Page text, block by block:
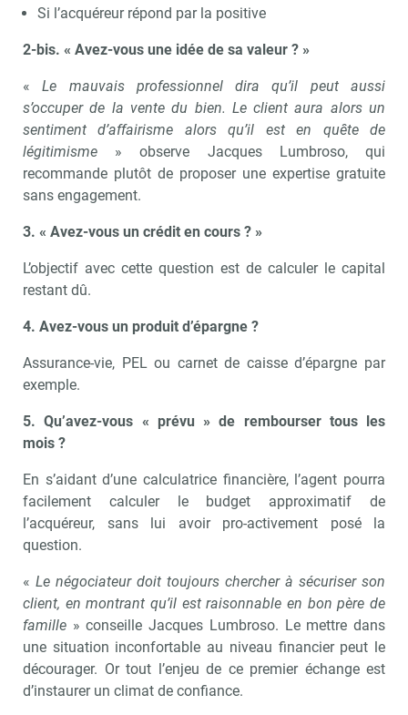
Si l’acquéreur répond par la positive
2-bis. « Avez-vous une idée de sa valeur ? »
«Le mauvais professionnel dira qu’il peut aussi
s’occuper de la vente du bien. Le client aura alors un
sentiment d’affairisme alors qu’il est en quête de
légitimisme » observe Jacques Lumbroso, qui
recommande plutôt de proposer une expertise gratuite
sans engagement.
3. « Avez-vous un crédit en cours ? »
L’objectif avec cette question est de calculer le capital
restant dû.
4. Avez-vous un produit d’épargne ?
Assurance-vie, PEL ou carnet de caisse d’épargne par
exemple.
5. Qu’avez-vous « prévu » de rembourser tous les
mois ?
En s’aidant d’une calculatrice financière, l’agent pourra
facilement calculer le budget approximatif de
l’acquéreur, sans lui avoir pro-activement posé la
question.
« Le négociateur doit toujours chercher à sécuriser son
client, en montrant qu’il est raisonnable en bon père de
famille » conseille Jacques Lumbroso. Le mettre dans
une situation inconfortable au niveau financier peut le
décourager. Or tout l’enjeu de ce premier échange est
d’instaurer un climat de confiance.